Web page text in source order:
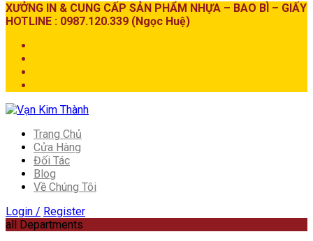
XƯỞNG IN & CUNG CẤP SẢN PHẨM NHỰA – BAO BÌ – GIẤY
HOTLINE : 0987.120.339 (Ngọc Huệ)
Trang Chủ
Cửa Hàng
Đối Tác
Blog
Về Chúng Tôi
Login / Register
all Departments